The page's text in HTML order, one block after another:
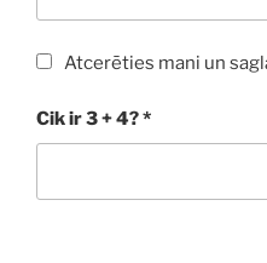
Atcerēties mani un
Cik ir 3 + 4?*